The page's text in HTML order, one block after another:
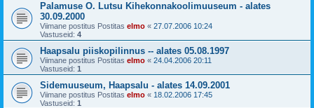
Palamuse O. Lutsu Kihekonnakoolimuuseum - alates
30.09.2000
Viimane postitus Postitas elmo « 27.07.2006 10:24
Vastuseid: 4
Haapsalu piiskopilinnus -- alates 05.08.1997
Viimane postitus Postitas elmo « 24.04.2006 20:11
Vastuseid: 1
Sidemuuseum, Haapsalu - alates 14.09.2001
Viimane postitus Postitas elmo « 18.02.2006 17:45
Vastuseid: 1